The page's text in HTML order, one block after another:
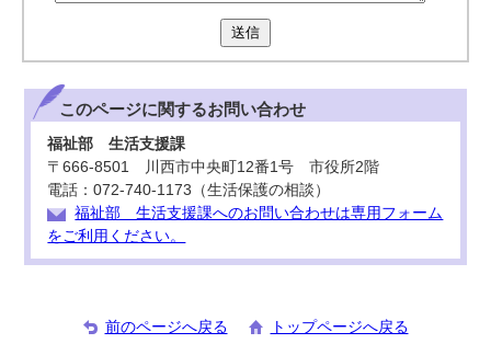
送信
このページに関するお問い合わせ
福祉部 生活支援課
〒666-8501 川西市中央町12番1号 市役所2階
電話：072-740-1173（生活保護の相談）
福祉部 生活支援課へのお問い合わせは専用フォーム
をご利用ください。
前のページへ戻る トップページへ戻る